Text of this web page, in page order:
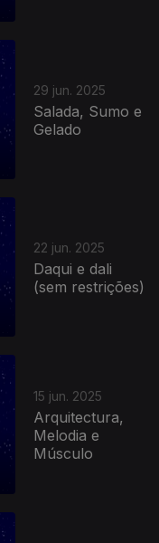
29 jun. 2025
Salada, Sumo e
Gelado
22 jun. 2025
Daqui e dali
(sem restrições)
15 jun. 2025
Arquitectura,
Melodia e
Músculo